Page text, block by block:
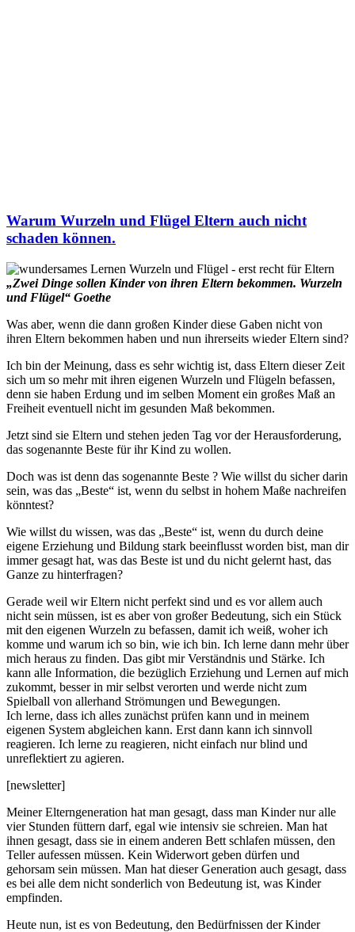
Warum Wurzeln und Flügel Eltern auch nicht
schaden können.
„Zwei Dinge sollen Kinder von ihren Eltern bekommen. Wurzeln
und Flügel“ Goethe
Was aber, wenn die dann großen Kinder diese Gaben nicht von
ihren Eltern bekommen haben und nun ihrerseits wieder Eltern sind?
Ich bin der Meinung, dass es sehr wichtig ist, dass Eltern dieser Zeit
sich um so mehr mit ihren eigenen Wurzeln und Flügeln befassen,
denn sie haben Erdung und im selben Moment ein großes Maß an
Freiheit eventuell nicht im gesunden Maß bekommen.
Jetzt sind sie Eltern und stehen jeden Tag vor der Herausforderung,
das sogenannte Beste für ihr Kind zu wollen.
Doch was ist denn das sogenannte Beste ? Wie willst du sicher darin
sein, was das „Beste“ ist, wenn du selbst in hohem Maße nachreifen
könntest?
Wie willst du wissen, was das „Beste“ ist, wenn du durch deine
eigene Erziehung und Bildung stark beeinflusst worden bist, man dir
immer gesagt hat, was das Beste ist und du nicht gelernt hast, das
Ganze zu hinterfragen?
Gerade weil wir Eltern nicht perfekt sind und es vor allem auch
nicht sein müssen, ist es aber von großer Bedeutung, sich ein Stück
mit den eigenen Wurzeln zu befassen, damit ich weiß, woher ich
komme und warum ich so bin, wie ich bin. Ich lerne dann mehr über
mich heraus zu finden. Das gibt mir Verständnis und Stärke. Ich
kann alle Information, die bezüglich Erziehung und Lernen auf mich
zukommt, besser in mir selbst verorten und werde nicht zum
Spielball von allerhand Strömungen und Bewegungen.
Ich lerne, dass ich alles zunächst prüfen kann und in meinem
eigenen System abgleichen kann. Erst dann kann ich sinnvoll
reagieren. Ich lerne zu reagieren, nicht einfach nur blind und
unreflektiert zu agieren.
[newsletter]
Meiner Elterngeneration hat man gesagt, dass man Kinder nur alle
vier Stunden füttern darf, egal wie intensiv sie schreien. Man hat
ihnen gesagt, dass sie in einem anderen Bett schlafen müssen, den
Teller aufessen müssen. Kein Widerwort geben dürfen und
gehorsam sein müssen. Man hat dieser Generation auch gesagt, dass
es bei alle dem nicht sonderlich von Bedeutung ist, was Kinder
empfinden.
Heute nun, ist es von Bedeutung, den Bedürfnissen der Kinder